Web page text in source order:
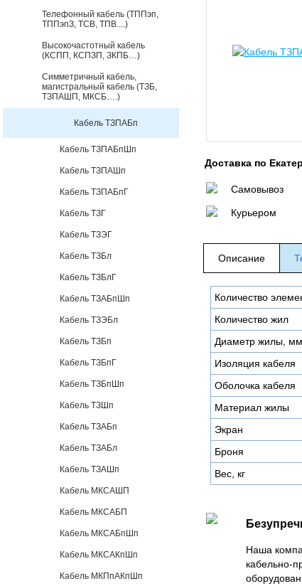
Телефонный кабель (ТППэп,
ТППэпЗ, ТСВ, ТПВ....)
Высокочастотный кабель
(КСПП, КСПЗП, ЗКПБ…)
Симметричный кабель,
магистральный кабель (ТЗБ,
ТЗПАШП, МКСБ….)
Кабель ТЗПАБп
Кабель ТЗПАБпШп
Кабель ТЗПАШп
Кабель ТЗПАБпГ
Кабель ТЗГ
Кабель ТЗЭГ
Кабель ТЗБл
Кабель ТЗБлГ
Кабель ТЗАБпШп
Кабель ТЗЭБл
Кабель ТЗБп
Кабель ТЗБпГ
Кабель ТЗБпШп
Кабель ТЗШп
Кабель ТЗАБп
Кабель ТЗАБл
Кабель ТЗАШп
Кабель МКСАШП
Кабель МКСАБП
Кабель МКСАБпШп
Кабель МКСАКпШп
Кабель МКПпАКпШп
Доставка по
Самовывоз
Курьером
Описание
Количество
Количество жил
Диаметр жилы,
Изоляция кабеля
Оболочка кабеля
Материал жилы
Экран
Броня
Вес, кг
Наша
кабельно-